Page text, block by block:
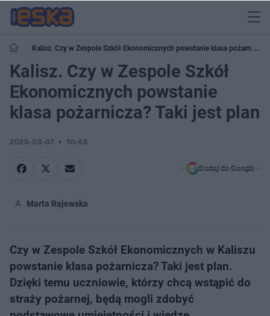
Kalisz. Czy w Zespole Szkół Ekonomicznych powstanie klasa pożarnicza?
Taki jest plan
Kalisz. Czy w Zespole Szkół
Ekonomicznych powstanie
klasa pożarnicza? Taki jest plan
2025-03-07 10:46
Dodaj do Google
Marta Rajewska
Czy w Zespole Szkół Ekonomicznych w Kaliszu
powstanie klasa pożarnicza? Taki jest plan.
Dzięki temu uczniowie, którzy chcą wstąpić do
straży pożarnej, będą mogli zdobyć